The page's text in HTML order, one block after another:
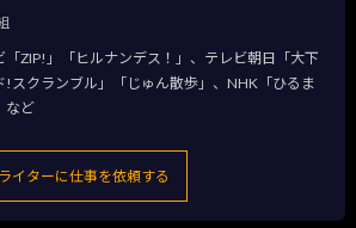
「ZIP!」「ヒルナンデス！」、テレビ朝日「大下
!スクランブル」「じゅん散歩」、NHK「ひるま
など
イターに仕事を依頼する